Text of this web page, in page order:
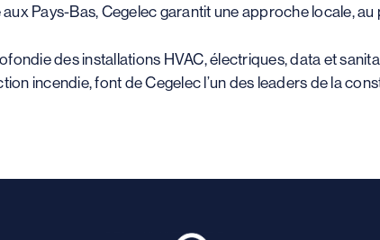
Pays-Bas, Cegelec garantit une approche locale, au
des installations HVAC, électriques, data et
incendie, font de Cegelec l’un des leaders de la